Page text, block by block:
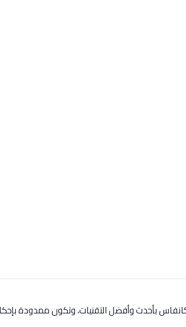
بأحدث وأفضل التقنيات، وتكون ممدودة